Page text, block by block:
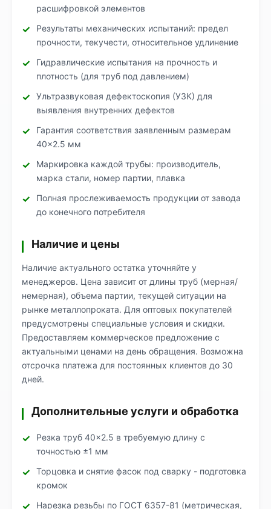
расшифровкой элементов
Результаты механических испытаний: предел
прочности, текучести, относительное удлинение
Гидравлические испытания на прочность и
плотность (для труб под давлением)
Ультразвуковая дефектоскопия (УЗК) для
выявления внутренних дефектов
Гарантия соответствия заявленным размерам
40×2.5 мм
Маркировка каждой трубы: производитель,
марка стали, номер партии, плавка
Полная прослеживаемость продукции от завода
до конечного потребителя
Наличие и цены
Наличие актуального остатка уточняйте у
менеджеров. Цена зависит от длины труб (мерная/
немерная), объема партии, текущей ситуации на
рынке металлопроката. Для оптовых покупателей
предусмотрены специальные условия и скидки.
Предоставляем коммерческое предложение с
актуальными ценами на день обращения. Возможна
отсрочка платежа для постоянных клиентов до 30
дней.
Дополнительные услуги и обработка
Резка труб 40×2.5 в требуемую длину с
точностью ±1 мм
Торцовка и снятие фасок под сварку - подготовка
кромок
Нарезка резьбы по ГОСТ 6357-81 (метрическая,